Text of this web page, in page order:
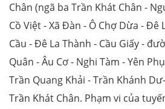
Chân (ngã ba Trần Khát Chân -
Cồ Việt - Xã Đàn - Ô Chợ Dừa - Đê
Cầu - Đê La Thành - Cầu Giấy -
Quân - Âu Cơ - Nghi Tàm - Yên
Trần Quang Khải - Trần Khánh
Trần Khát Chân. Phạm vi của